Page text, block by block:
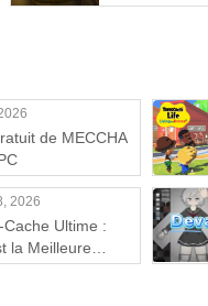
de MECCHA
2026
Ultime :
la Meilleure